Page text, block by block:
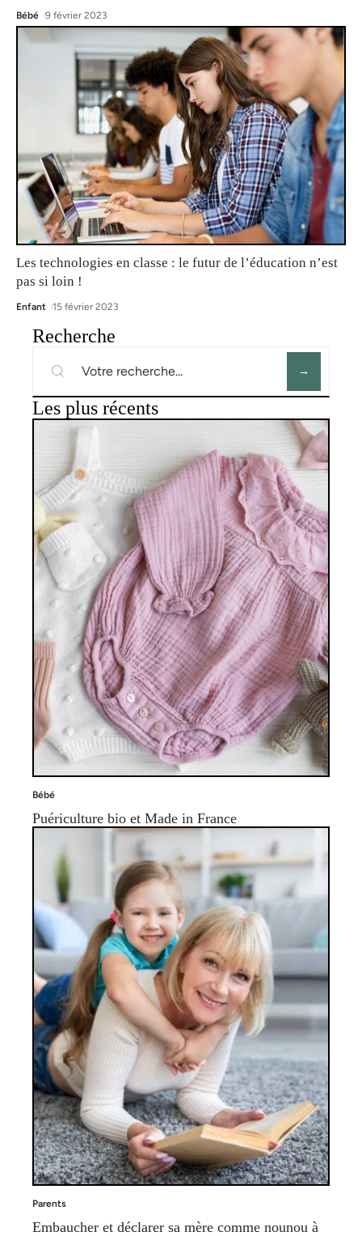
Bébé 9 février 2023
Les technologies en classe : le futur de l’éducation n’est
pas si loin !
Enfant 15 février 2023
Recherche
Les plus récents
Bébé
Puériculture bio et Made in France
Parents
Embaucher et déclarer sa mère comme nounou à